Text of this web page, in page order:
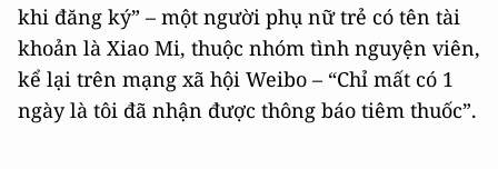
khi đăng ký” – một người phụ nữ trẻ có tên tài
khoản là Xiao Mi, thuộc nhóm tình nguyện viên,
kể lại trên mạng xã hội Weibo – “Chỉ mất có 1
ngày là tôi đã nhận được thông báo tiêm thuốc”.